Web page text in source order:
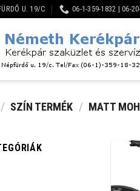
U. 19/C 06-1-359-1832 | 06-
/ SZÍN TERMÉK / MATT